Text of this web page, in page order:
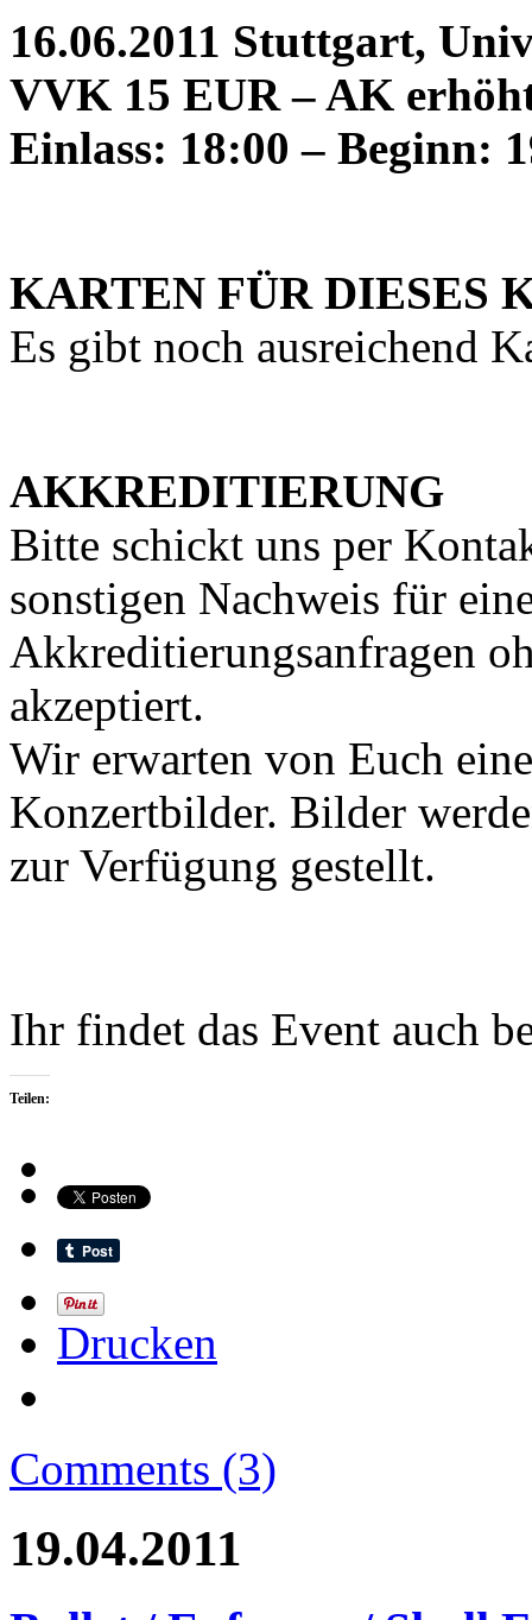
16.06.2011 Stuttgart,
VVK 15 EUR – AK
Einlass: 18:00 – Beginn:
KARTEN FÜR DIESES
Es gibt noch ausreichend
AKKREDITIERUNG
Bitte schickt uns per
sonstigen Nachweis für
Akkreditierungsanfragen
akzeptiert.
Wir erwarten von Euch
Konzertbilder. Bilder
zur Verfügung gestellt.
Ihr findet das Event auch
Teilen:
Drucken
Comments (3)
19.04.2011